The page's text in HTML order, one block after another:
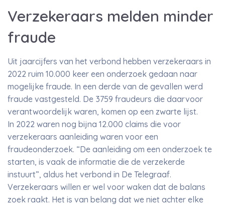
Verzekeraars melden minder
fraude
Uit jaarcijfers van het verbond hebben verzekeraars in
2022 ruim 10.000 keer een onderzoek gedaan naar
mogelijke fraude. In een derde van de gevallen werd
fraude vastgesteld. De 3759 fraudeurs die daarvoor
verantwoordelijk waren, komen op een zwarte lijst.
In 2022 waren nog bijna 12.000 claims die voor
verzekeraars aanleiding waren voor een
fraudeonderzoek. “De aanleiding om een onderzoek te
starten, is vaak de informatie die de verzekerde
instuurt”, aldus het verbond in De Telegraaf.
Verzekeraars willen er wel voor waken dat de balans
zoek raakt. Het is van belang dat we niet achter elke